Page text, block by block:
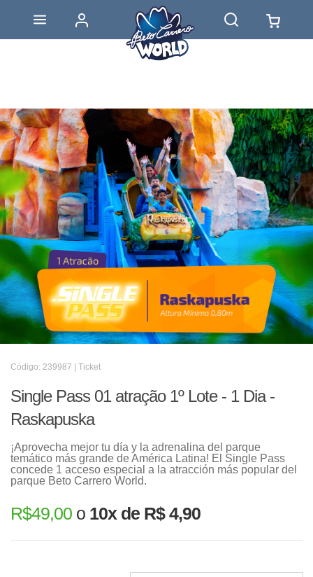
Código: 239987 | Ticket
Single Pass 01 atração 1º Lote - 1 Dia -
Raskapuska
¡Aprovecha mejor tu día y la adrenalina del parque
temático más grande de América Latina! El Single Pass
concede 1 acceso especial a la atracción más popular del
parque Beto Carrero World.
R$49,00 o 10x de R$ 4,90